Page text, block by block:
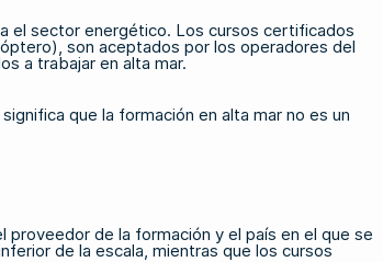
el sector energético. Los cursos certificados
, son aceptados por los operadores del
a trabajar en alta mar.
que la formación en alta mar no es un
de la formación y el país en el que se
de la escala, mientras que los cursos